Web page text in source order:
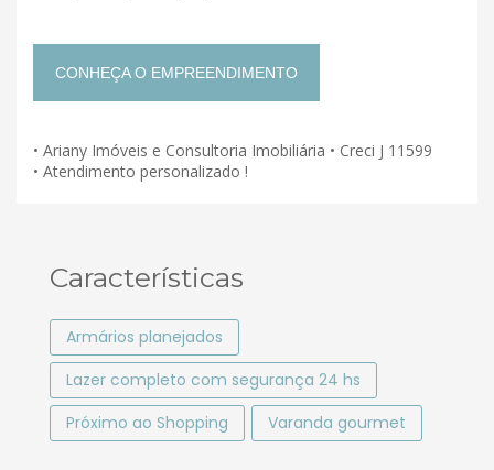
CONHEÇA O EMPREENDIMENTO
• Ariany Imóveis e Consultoria Imobiliária • Creci J 11599
• Atendimento personalizado !
Características
Armários planejados
Lazer completo com segurança 24 hs
Próximo ao Shopping
Varanda gourmet